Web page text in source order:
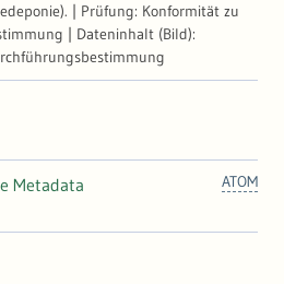
| Prüfung: Konformität zu
| Dateninhalt (Bild):
ATOM
Metadata